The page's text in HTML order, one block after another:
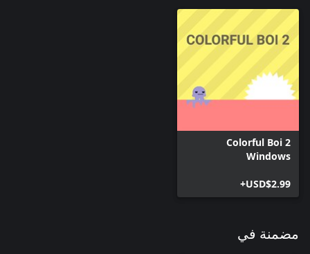
Colorful Boi 2
Windows
USD$2.99+
مضمنة في